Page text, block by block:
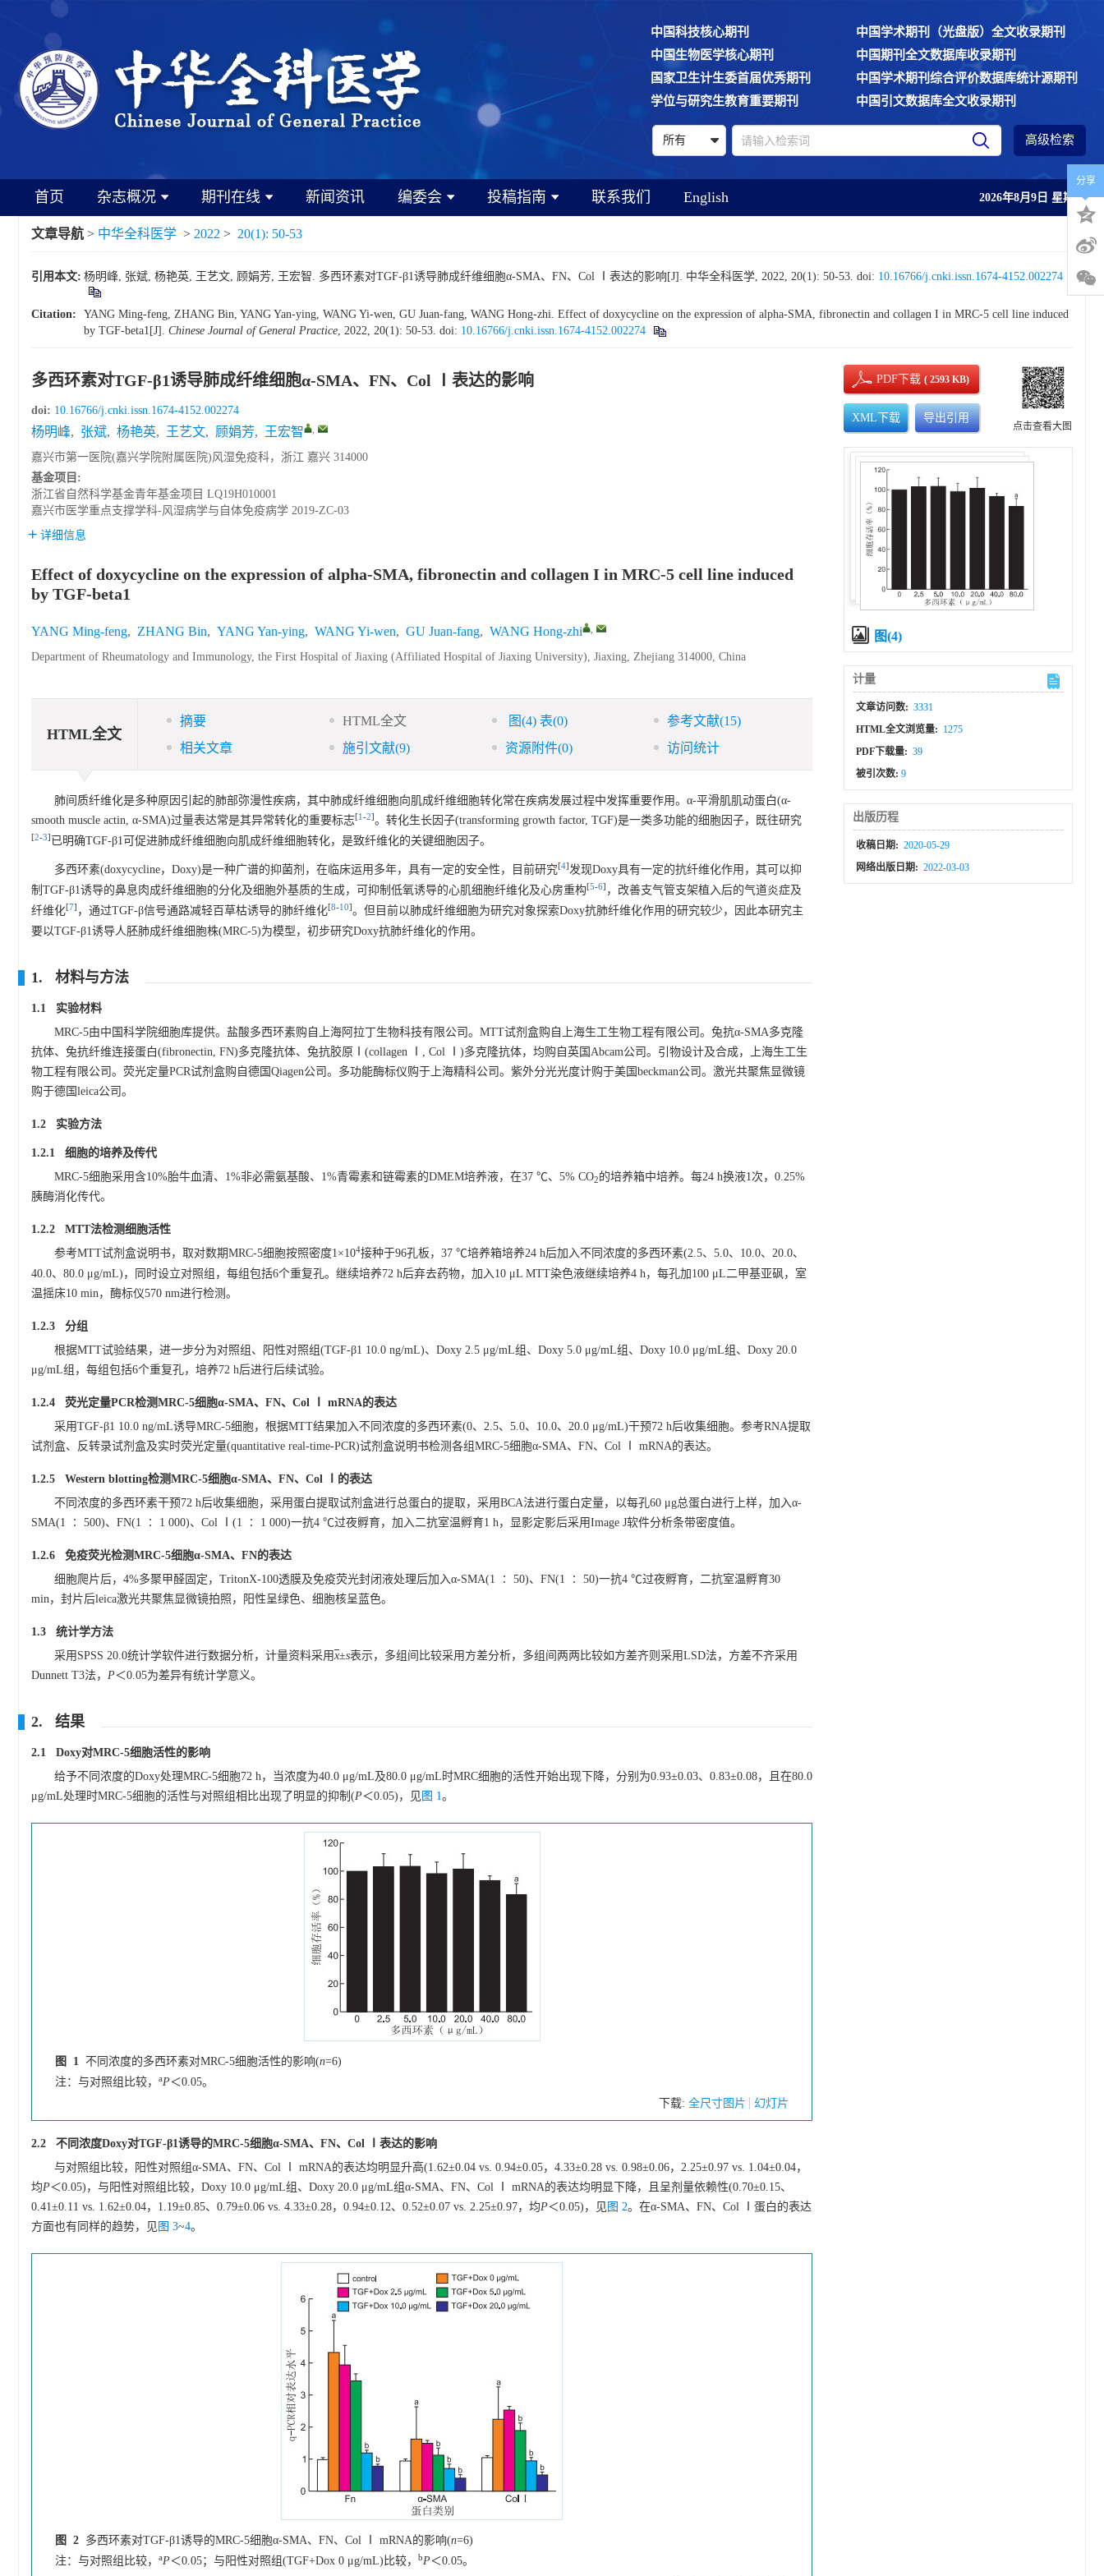
中国科技核心期刊
中国学术期刊（光盘版）全文收录期刊
中国生物医学核心期刊
中国期刊全文数据库收录期刊
国家卫生计生委首届优秀期刊
中国学术期刊综合评价数据库统计源期刊
学位与研究生教育重要期刊
中国引文数据库全文收录期刊
高级检索
首页 杂志概况 期刊在线 新闻资讯 编委会 投稿指南 联系我们 English 2026年8月9日 星期日
文章导航 > 中华全科医学 > 2022 > 20(1): 50-53
引用本文: 杨明峰, 张斌, 杨艳英, 王艺文, 顾娟芳, 王宏智. 多西环素对TGF-β1诱导肺成纤维细胞α-SMA、FN、Col Ⅰ表达的影响[J]. 中华全科医学, 2022, 20(1): 50-53. doi: 10.16766/j.cnki.issn.1674-4152.002274
Citation:
YANG Ming-feng, ZHANG Bin, YANG Yan-ying, WANG Yi-wen, GU Juan-fang, WANG Hong-zhi. Effect of doxycycline on the expression of alpha-SMA, fibronectin and collagen I in MRC-5 cell line induced
by TGF-beta1[J]. Chinese Journal of General Practice, 2022, 20(1): 50-53. doi: 10.16766/j.cnki.issn.1674-4152.002274
多西环素对TGF-β1诱导肺成纤维细胞α-SMA、FN、Col Ⅰ表达的影响
doi: 10.16766/j.cnki.issn.1674-4152.002274
杨明峰, 张斌, 杨艳英, 王艺文, 顾娟芳, 王宏智 ,
嘉兴市第一医院(嘉兴学院附属医院)风湿免疫科，浙江 嘉兴 314000
基金项目:
浙江省自然科学基金青年基金项目 LQ19H010001
嘉兴市医学重点支撑学科-风湿病学与自体免疫病学 2019-ZC-03
详细信息
Effect of doxycycline on the expression of alpha-SMA, fibronectin and collagen I in MRC-5 cell line induced
by TGF-beta1
YANG Ming-feng, ZHANG Bin, YANG Yan-ying, WANG Yi-wen, GU Juan-fang, WANG Hong-zhi ,
Department of Rheumatology and Immunology, the First Hospital of Jiaxing (Affiliated Hospital of Jiaxing University), Jiaxing, Zhejiang 314000, China
HTML全文
摘要 HTML全文 图(4)表(0) 参考文献(15)
相关文章
施引文献(9) 资源附件(0) 访问统计
肺间质纤维化是多种原因引起的肺部弥漫性疾病，其中肺成纤维细胞向肌成纤维细胞转化常在疾病发展过程中发挥重要作用。α-平滑肌肌动蛋白(α-
smooth muscle actin, α-SMA)过量表达常是其异常转化的重要标志[1 -2]。转化生长因子(transforming growth factor, TGF)是一类多功能的细胞因子，既往研究
[2-3] 已明确TGF-β1可促进肺成纤维细胞向肌成纤维细胞转化，是致纤维化的关键细胞因子。
多西环素(doxycycline，Doxy)是一种广谱的抑菌剂，在临床运用多年，具有一定的安全性，目前研究[4]发现Doxy具有一定的抗纤维化作用，其可以抑
制TGF-β1诱导的鼻息肉成纤维细胞的分化及细胞外基质的生成，可抑制低氧诱导的心肌细胞纤维化及心房重构[5-6] ，改善支气管支架植入后的气道炎症及
纤维化[7] ，通过TGF-β信号通路减轻百草枯诱导的肺纤维化[8-10]。但目前以肺成纤维细胞为研究对象探索Doxy抗肺纤维化作用的研究较少，因此本研究主
要以TGF-β1诱导人胚肺成纤维细胞株(MRC-5)为模型，初步研究Doxy抗肺纤维化的作用。
1. 材料与方法
1.1 实验材料
MRC-5由中国科学院细胞库提供。盐酸多西环素购自上海阿拉丁生物科技有限公司。MTT试剂盒购自上海生工生物工程有限公司。兔抗α-SMA多克隆
抗体、兔抗纤维连接蛋白(fibronectin, FN)多克隆抗体、兔抗胶原Ⅰ(collagen Ⅰ, Col Ⅰ)多克隆抗体，均购自英国Abcam公司。引物设计及合成，上海生工生
物工程有限公司。荧光定量PCR试剂盒购自德国Qiagen公司。多功能酶标仪购于上海精科公司。紫外分光光度计购于美国beckman公司。激光共聚焦显微镜
购于德国leica公司。
1.2 实验方法
1.2.1 细胞的培养及传代
MRC-5细胞采用含10%胎牛血清、1%非必需氨基酸、1%青霉素和链霉素的DMEM培养液，在37 ℃、5% CO2的培养箱中培养。每24 h换液1次，0.25%
胰酶消化传代。
1.2.2 MTT法检测细胞活性
参考MTT试剂盒说明书，取对数期MRC-5细胞按照密度1×104接种于96孔板，37 ℃培养箱培养24 h后加入不同浓度的多西环素(2.5、5.0、10.0、20.0、
40.0、80.0 μg/mL)，同时设立对照组，每组包括6个重复孔。继续培养72 h后弃去药物，加入10 μL MTT染色液继续培养4 h，每孔加100 μL二甲基亚砜，室
温摇床10 min，酶标仪570 nm进行检测。
1.2.3 分组
根据MTT试验结果，进一步分为对照组、阳性对照组(TGF-β1 10.0 ng/mL)、Doxy 2.5 μg/mL组、Doxy 5.0 μg/mL组、Doxy 10.0 μg/mL组、Doxy 20.0
μg/mL组，每组包括6个重复孔，培养72 h后进行后续试验。
1.2.4 荧光定量PCR检测MRC-5细胞α-SMA、FN、Col Ⅰ mRNA的表达
采用TGF-β1 10.0 ng/mL诱导MRC-5细胞，根据MTT结果加入不同浓度的多西环素(0、2.5、5.0、10.0、20.0 μg/mL)干预72 h后收集细胞。参考RNA提取
试剂盒、反转录试剂盒及实时荧光定量(quantitative real-time-PCR)试剂盒说明书检测各组MRC-5细胞α-SMA、FN、Col Ⅰ mRNA的表达。
1.2.5 Western blotting检测MRC-5细胞α-SMA、FN、Col Ⅰ的表达
不同浓度的多西环素干预72 h后收集细胞，采用蛋白提取试剂盒进行总蛋白的提取，采用BCA法进行蛋白定量，以每孔60 μg总蛋白进行上样，加入α-
SMA(1 ∶ 500)、FN(1 ∶ 1 000)、Col Ⅰ(1 ∶ 1 000)一抗4 ℃过夜孵育，加入二抗室温孵育1 h，显影定影后采用Image J软件分析条带密度值。
1.2.6 免疫荧光检测MRC-5细胞α-SMA、FN的表达
细胞爬片后，4%多聚甲醛固定，TritonX-100透膜及免疫荧光封闭液处理后加入α-SMA(1 ∶ 50)、FN(1 ∶ 50)一抗4 ℃过夜孵育，二抗室温孵育30
min，封片后leica激光共聚焦显微镜拍照，阳性呈绿色、细胞核呈蓝色。
1.3 统计学方法
采用SPSS 20.0统计学软件进行数据分析，计量资料采用x±s表示，多组间比较采用方差分析，多组间两两比较如方差齐则采用LSD法，方差不齐采用
Dunnett T3法， P＜0.05为差异有统计学意义。
2. 结果
2.1 Doxy对MRC-5细胞活性的影响
给予不同浓度的Doxy处理MRC-5细胞72 h，当浓度为40.0 μg/mL及80.0 μg/mL时MRC细胞的活性开始出现下降，分别为0.93±0.03、0.83±0.08，且在80.0
μg/mL处理时MRC-5细胞的活性与对照组相比出现了明显的抑制(P＜0.05)，见图 1。
图 1 不同浓度的多西环素对MRC-5细胞活性的影响(n=6)
注：与对照组比较，
aP＜0.05。
下载: 全尺寸图片 幻灯片
2.2 不同浓度Doxy对TGF-β1诱导的MRC-5细胞α-SMA、FN、Col Ⅰ表达的影响
与对照组比较，阳性对照组α-SMA、FN、Col Ⅰ mRNA的表达均明显升高(1.62±0.04 vs. 0.94±0.05，4.33±0.28 vs. 0.98±0.06，2.25±0.97 vs. 1.04±0.04，
均P＜0.05)，与阳性对照组比较，Doxy 10.0 μg/mL组、Doxy 20.0 μg/mL组α-SMA、FN、Col Ⅰ mRNA的表达均明显下降，且呈剂量依赖性(0.70±0.15、
0.41±0.11 vs. 1.62±0.04，1.19±0.85、0.79±0.06 vs. 4.33±0.28，0.94±0.12、0.52±0.07 vs. 2.25±0.97，均P＜0.05)，见图 2。在α-SMA、FN、Col Ⅰ蛋白的表达
方面也有同样的趋势，见图 3~4。
图 2 多西环素对TGF-β1诱导的MRC-5细胞α-SMA、FN、Col Ⅰ mRNA的影响(n=6)
注：与对照组比较，
aP＜0.05；与阳性对照组(TGF+Dox 0 μg/mL)比较， bP＜0.05。
PDF下载( 2593 KB)
XML下载 导出引用
点击查看大图
图(4)
计量
文章访问数: 3331
HTML全文浏览量: 1275
PDF下载量: 39
被引次数:9
出版历程
收稿日期: 2020-05-29
网络出版日期: 2022-03-03
分享